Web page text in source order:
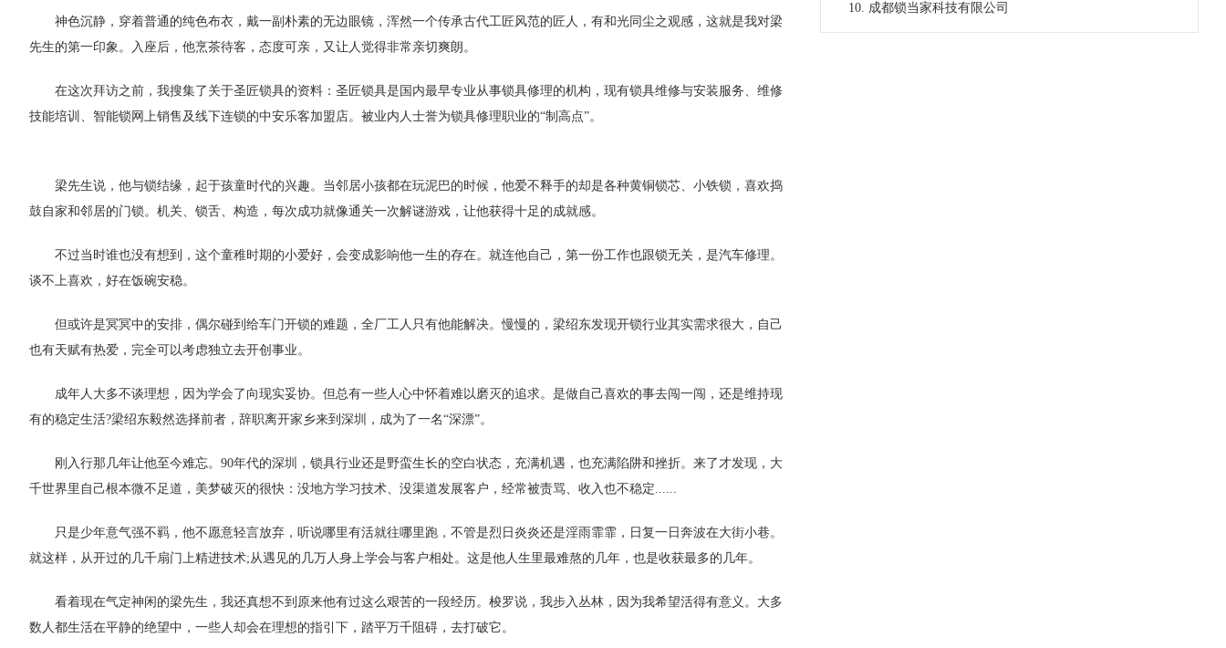
神色沉静，穿着普通的纯色布衣，戴一副朴素的无边眼镜，浑然一个传承古代工匠风范的匠人，有和光同尘之观感，这就是我对梁
先生的第一印象。入座后，他烹茶待客，态度可亲，又让人觉得非常亲切爽朗。
在这次拜访之前，我搜集了关于圣匠锁具的资料：圣匠锁具是国内最早专业从事锁具修理的机构，现有锁具维修与安装服务、维修
技能培训、智能锁网上销售及线下连锁的中安乐客加盟店。被业内人士誉为锁具修理职业的“制高点”。
梁先生说，他与锁结缘，起于孩童时代的兴趣。当邻居小孩都在玩泥巴的时候，他爱不释手的却是各种黄铜锁芯、小铁锁，喜欢捣
鼓自家和邻居的门锁。机关、锁舌、构造，每次成功就像通关一次解谜游戏，让他获得十足的成就感。
不过当时谁也没有想到，这个童稚时期的小爱好，会变成影响他一生的存在。就连他自己，第一份工作也跟锁无关，是汽车修理。
谈不上喜欢，好在饭碗安稳。
但或许是冥冥中的安排，偶尔碰到给车门开锁的难题，全厂工人只有他能解决。慢慢的，梁绍东发现开锁行业其实需求很大，自己
也有天赋有热爱，完全可以考虑独立去开创事业。
成年人大多不谈理想，因为学会了向现实妥协。但总有一些人心中怀着难以磨灭的追求。是做自己喜欢的事去闯一闯，还是维持现
有的稳定生活?梁绍东毅然选择前者，辞职离开家乡来到深圳，成为了一名“深漂”。
刚入行那几年让他至今难忘。90年代的深圳，锁具行业还是野蛮生长的空白状态，充满机遇，也充满陷阱和挫折。来了才发现，大
千世界里自己根本微不足道，美梦破灭的很快：没地方学习技术、没渠道发展客户，经常被责骂、收入也不稳定......
只是少年意气强不羁，他不愿意轻言放弃，听说哪里有活就往哪里跑，不管是烈日炎炎还是淫雨霏霏，日复一日奔波在大街小巷。
就这样，从开过的几千扇门上精进技术;从遇见的几万人身上学会与客户相处。这是他人生里最难熬的几年，也是收获最多的几年。
看着现在气定神闲的梁先生，我还真想不到原来他有过这么艰苦的一段经历。梭罗说，我步入丛林，因为我希望活得有意义。大多
数人都生活在平静的绝望中，一些人却会在理想的指引下，踏平万千阻碍，去打破它。
成都锁当家科技有限公司